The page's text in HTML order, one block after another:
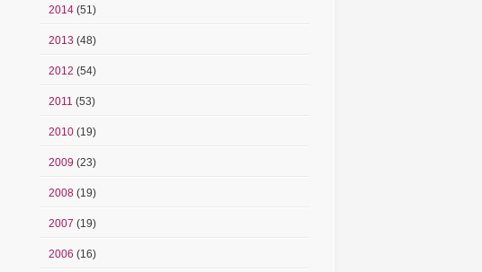
2014 (51)
2013 (48)
2012 (54)
2011 (53)
2010 (19)
2009 (23)
2008 (19)
2007 (19)
2006 (16)